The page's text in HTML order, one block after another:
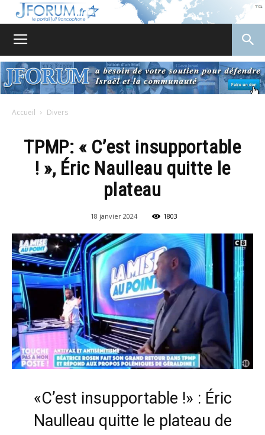
Accueil Divers
TPMP: « C’est insupportable
! », Éric Naulleau quitte le
plateau
18 janvier 2024 1803
«C’est insupportable !» : Éric
Naulleau quitte le plateau de